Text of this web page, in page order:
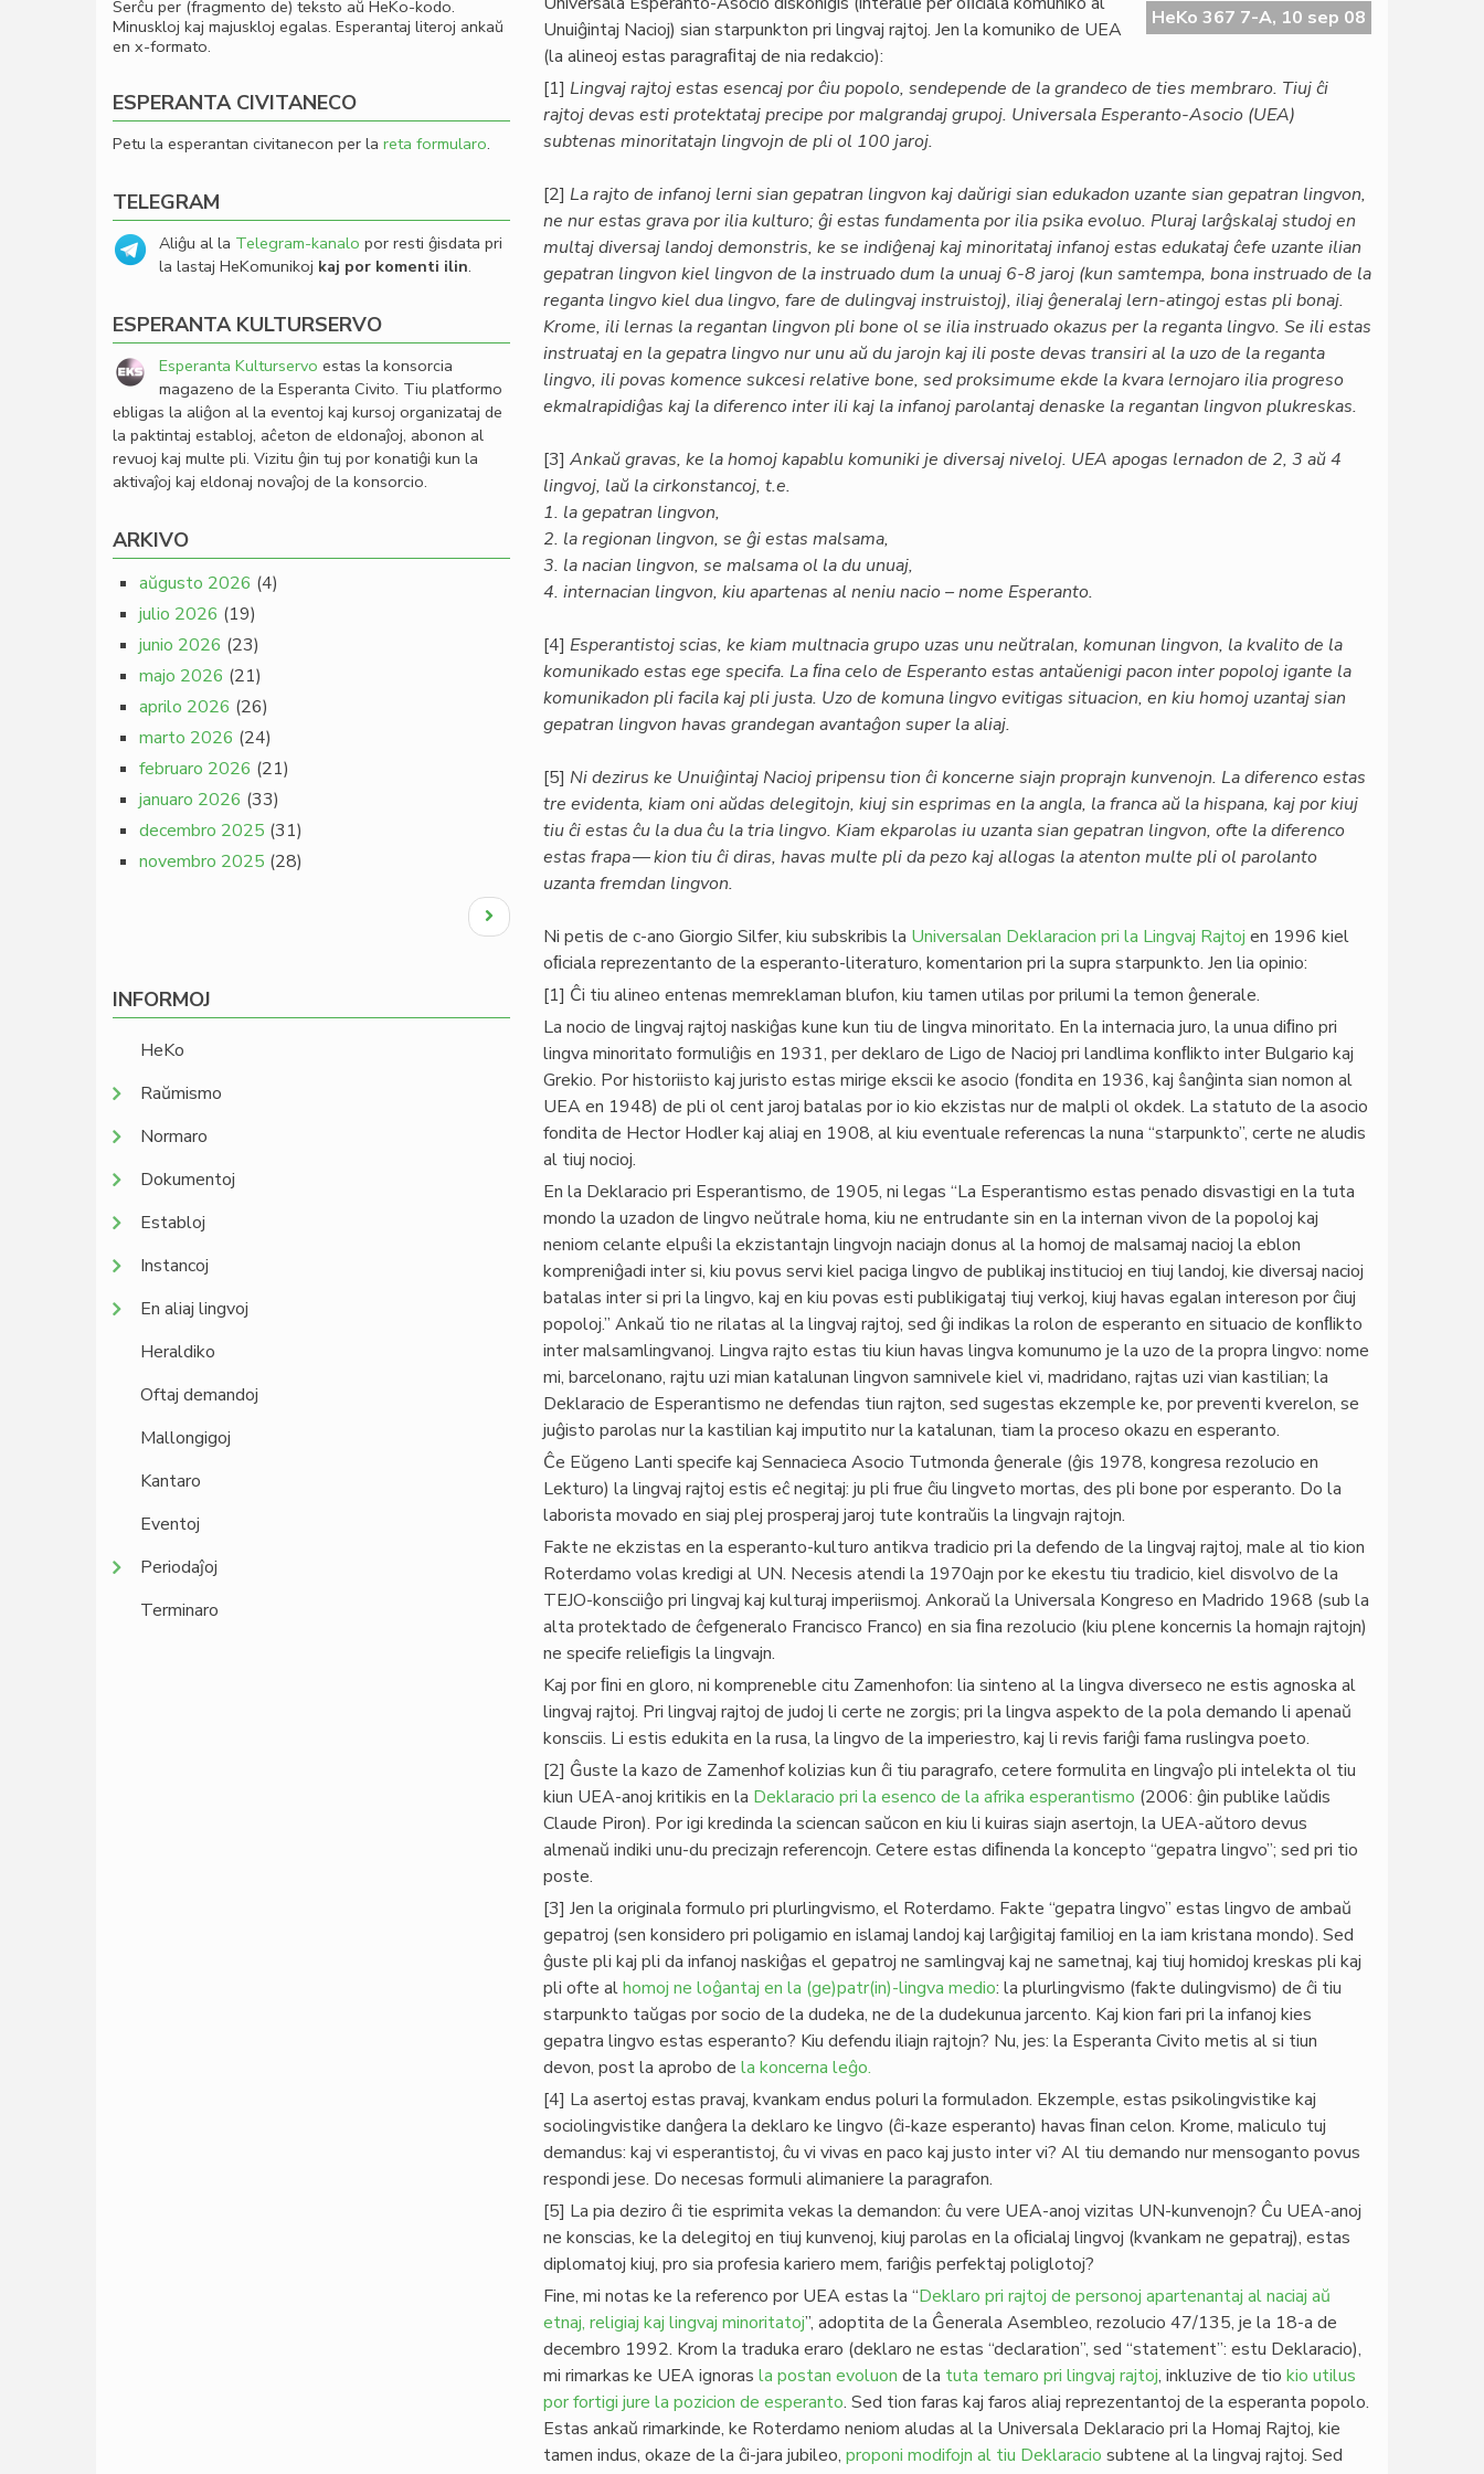
HeKo 367 7-A, 10 sep 08
Unuiĝintaj Nacioj) sian starpunkton pri lingvaj rajtoj. Jen la komuniko de UEA
(la alineoj estas paragraﬁtaj de nia redakcio):
[1] Lingvaj rajtoj estas esencaj por ĉiu popolo, sendepende de la grandeco de ties membraro. Tiuj ĉi
rajtoj devas esti protektataj precipe por malgrandaj grupoj. Universala Esperanto-Asocio (UEA)
subtenas minoritatajn lingvojn de pli ol 100 jaroj.
[2] La rajto de infanoj lerni sian gepatran lingvon kaj daŭrigi sian edukadon uzante sian gepatran lingvon,
ne nur estas grava por ilia kulturo; ĝi estas fundamenta por ilia psika evoluo. Pluraj larĝskalaj studoj en
multaj diversaj landoj demonstris, ke se indiĝenaj kaj minoritataj infanoj estas edukataj ĉefe uzante ilian
gepatran lingvon kiel lingvon de la instruado dum la unuaj 6-8 jaroj (kun samtempa, bona instruado de la
reganta lingvo kiel dua lingvo, fare de dulingvaj instruistoj), iliaj ĝeneralaj lern-atingoj estas pli bonaj.
Krome, ili lernas la regantan lingvon pli bone ol se ilia instruado okazus per la reganta lingvo. Se ili estas
instruataj en la gepatra lingvo nur unu aŭ du jarojn kaj ili poste devas transiri al la uzo de la reganta
lingvo, ili povas komence sukcesi relative bone, sed proksimume ekde la kvara lernojaro ilia progreso
ekmalrapidiĝas kaj la diferenco inter ili kaj la infanoj parolantaj denaske la regantan lingvon plukreskas.
[3] Ankaŭ gravas, ke la homoj kapablu komuniki je diversaj niveloj. UEA apogas lernadon de 2, 3 aŭ 4
lingvoj, laŭ la cirkonstancoj, t.e.
1. la gepatran lingvon,
2. la regionan lingvon, se ĝi estas malsama,
3. la nacian lingvon, se malsama ol la du unuaj,
4. internacian lingvon, kiu apartenas al neniu nacio – nome Esperanto.
[4] Esperantistoj scias, ke kiam multnacia grupo uzas unu neŭtralan, komunan lingvon, la kvalito de la
komunikado estas ege specifa. La ﬁna celo de Esperanto estas antaŭenigi pacon inter popoloj igante la
komunikadon pli facila kaj pli justa. Uzo de komuna lingvo evitigas situacion, en kiu homoj uzantaj sian
gepatran lingvon havas grandegan avantaĝon super la aliaj.
[5] Ni dezirus ke Unuiĝintaj Nacioj pripensu tion ĉi koncerne siajn proprajn kunvenojn. La diferenco estas
tre evidenta, kiam oni aŭdas delegitojn, kiuj sin esprimas en la angla, la franca aŭ la hispana, kaj por kiuj
tiu ĉi estas ĉu la dua ĉu la tria lingvo. Kiam ekparolas iu uzanta sian gepatran lingvon, ofte la diferenco
estas frapa — kion tiu ĉi diras, havas multe pli da pezo kaj allogas la atenton multe pli ol parolanto
uzanta fremdan lingvon.
Ni petis de c-ano Giorgio Silfer, kiu subskribis la Universalan Deklaracion pri la Lingvaj Rajtoj en 1996 kiel
oﬁciala reprezentanto de la esperanto-literaturo, komentarion pri la supra starpunkto. Jen lia opinio:
[1] Ĉi tiu alineo entenas memreklaman blufon, kiu tamen utilas por prilumi la temon ĝenerale.
La nocio de lingvaj rajtoj naskiĝas kune kun tiu de lingva minoritato. En la internacia juro, la unua diﬁno pri
lingva minoritato formuliĝis en 1931, per deklaro de Ligo de Nacioj pri landlima konﬂikto inter Bulgario kaj
Grekio. Por historiisto kaj juristo estas mirige ekscii ke asocio (fondita en 1936, kaj ŝanĝinta sian nomon al
UEA en 1948) de pli ol cent jaroj batalas por io kio ekzistas nur de malpli ol okdek. La statuto de la asocio
fondita de Hector Hodler kaj aliaj en 1908, al kiu eventuale referencas la nuna “starpunkto”, certe ne aludis
al tiuj nocioj.
En la Deklaracio pri Esperantismo, de 1905, ni legas “La Esperantismo estas penado disvastigi en la tuta
mondo la uzadon de lingvo neŭtrale homa, kiu ne entrudante sin en la internan vivon de la popoloj kaj
neniom celante elpuŝi la ekzistantajn lingvojn naciajn donus al la homoj de malsamaj nacioj la eblon
kompreniĝadi inter si, kiu povus servi kiel paciga lingvo de publikaj institucioj en tiuj landoj, kie diversaj nacioj
batalas inter si pri la lingvo, kaj en kiu povas esti publikigataj tiuj verkoj, kiuj havas egalan intereson por ĉiuj
popoloj.” Ankaŭ tio ne rilatas al la lingvaj rajtoj, sed ĝi indikas la rolon de esperanto en situacio de konﬂikto
inter malsamlingvanoj. Lingva rajto estas tiu kiun havas lingva komunumo je la uzo de la propra lingvo: nome
mi, barcelonano, rajtu uzi mian katalunan lingvon samnivele kiel vi, madridano, rajtas uzi vian kastilian; la
Deklaracio de Esperantismo ne defendas tiun rajton, sed sugestas ekzemple ke, por preventi kverelon, se
juĝisto parolas nur la kastilian kaj imputito nur la katalunan, tiam la proceso okazu en esperanto.
Ĉe Eŭgeno Lanti specife kaj Sennacieca Asocio Tutmonda ĝenerale (ĝis 1978, kongresa rezolucio en
Lekturo) la lingvaj rajtoj estis eĉ negitaj: ju pli frue ĉiu lingveto mortas, des pli bone por esperanto. Do la
laborista movado en siaj plej prosperaj jaroj tute kontraŭis la lingvajn rajtojn.
Fakte ne ekzistas en la esperanto-kulturo antikva tradicio pri la defendo de la lingvaj rajtoj, male al tio kion
Roterdamo volas kredigi al UN. Necesis atendi la 1970ajn por ke ekestu tiu tradicio, kiel disvolvo de la
TEJO-konsciiĝo pri lingvaj kaj kulturaj imperiismoj. Ankoraŭ la Universala Kongreso en Madrido 1968 (sub la
alta protektado de ĉefgeneralo Francisco Franco) en sia ﬁna rezolucio (kiu plene koncernis la homajn rajtojn)
ne specife relieﬁgis la lingvajn.
Kaj por ﬁni en gloro, ni kompreneble citu Zamenhofon: lia sinteno al la lingva diverseco ne estis agnoska al
lingvaj rajtoj. Pri lingvaj rajtoj de judoj li certe ne zorgis; pri la lingva aspekto de la pola demando li apenaŭ
konsciis. Li estis edukita en la rusa, la lingvo de la imperiestro, kaj li revis fariĝi fama ruslingva poeto.
[2] Ĝuste la kazo de Zamenhof kolizias kun ĉi tiu paragrafo, cetere formulita en lingvaĵo pli intelekta ol tiu
kiun UEA-anoj kritikis en la Deklaracio pri la esenco de la afrika esperantismo (2006: ĝin publike laŭdis
Claude Piron). Por igi kredinda la sciencan saŭcon en kiu li kuiras siajn asertojn, la UEA-aŭtoro devus
almenaŭ indiki unu-du precizajn referencojn. Cetere estas diﬁnenda la koncepto “gepatra lingvo”; sed pri tio
poste.
[3] Jen la originala formulo pri plurlingvismo, el Roterdamo. Fakte “gepatra lingvo” estas lingvo de ambaŭ
gepatroj (sen konsidero pri poligamio en islamaj landoj kaj larĝigitaj familioj en la iam kristana mondo). Sed
ĝuste pli kaj pli da infanoj naskiĝas el gepatroj ne samlingvaj kaj ne sametnaj, kaj tiuj homidoj kreskas pli kaj
pli ofte alhomoj ne loĝantaj en la (ge)patr(in)-lingva medio: la plurlingvismo (fakte dulingvismo) de ĉi tiu
starpunkto taŭgas por socio de la dudeka, ne de la dudekunua jarcento. Kaj kion fari pri la infanoj kies
gepatra lingvo estas esperanto? Kiu defendu iliajn rajtojn? Nu, jes: la Esperanta Civito metis al si tiun
devon, post la aprobo de la koncerna leĝo.
[4] La asertoj estas pravaj, kvankam endus poluri la formuladon. Ekzemple, estas psikolingvistike kaj
sociolingvistike danĝera la deklaro ke lingvo (ĉi-kaze esperanto) havas ﬁnan celon. Krome, maliculo tuj
demandus: kaj vi esperantistoj, ĉu vi vivas en paco kaj justo inter vi? Al tiu demando nur mensoganto povus
respondi jese. Do necesas formuli alimaniere la paragrafon.
[5] La pia deziro ĉi tie esprimita vekas la demandon: ĉu vere UEA-anoj vizitas UN-kunvenojn? Ĉu UEA-anoj
ne konscias, ke la delegitoj en tiuj kunvenoj, kiuj parolas en la oﬁcialaj lingvoj (kvankam ne gepatraj), estas
diplomatoj kiuj, pro sia profesia kariero mem, fariĝis perfektaj poliglotoj?
Fine, mi notas ke la referenco por UEA estas la “Deklaro pri rajtoj de personoj apartenantaj al naciaj aŭ
etnaj, religiaj kaj lingvaj minoritatoj”, adoptita de la Ĝenerala Asembleo, rezolucio 47/135, je la 18-a de
decembro 1992. Krom la traduka eraro (deklaro ne estas “declaration”, sed “statement”: estu Deklaracio),
mi rimarkas ke UEA ignoras la postan evoluon de la tuta temaro pri lingvaj rajtoj, inkluzive de tio kio utilus
por fortigi jure la pozicion de esperanto. Sed tion faras kaj faros aliaj reprezentantoj de la esperanta popolo.
Estas ankaŭ rimarkinde, ke Roterdamo neniom aludas al la Universala Deklaracio pri la Homaj Rajtoj, kie
tamen indus, okaze de la ĉi-jara jubileo, proponi modifojn al tiu Deklaracio subtene al la lingvaj rajtoj. Sed
Serĉu per (fragmento de) teksto aŭ HeKo-kodo.
Minuskloj kaj majuskloj egalas. Esperantaj literoj ankaŭ
en x-formato.
ESPERANTA CIVITANECO
Petu la esperantan civitanecon per la reta formularo.
TELEGRAM
Aliĝu al la Telegram-kanalo por resti ĝisdata pri
la lastaj HeKomunikoj kaj por komenti ilin.
ESPERANTA KULTURSERVO
Esperanta Kulturservo estas la konsorcia
magazeno de la Esperanta Civito. Tiu platformo
ebligas la aliĝon al la eventoj kaj kursoj organizataj de
la paktintaj establoj, aĉeton de eldonaĵoj, abonon al
revuoj kaj multe pli. Vizitu ĝin tuj por konatiĝi kun la
aktivaĵoj kaj eldonaj novaĵoj de la konsorcio.
ARKIVO
aŭgusto 2026 (4)
julio 2026 (19)
junio 2026 (23)
majo 2026 (21)
aprilo 2026 (26)
marto 2026 (24)
februaro 2026 (21)
januaro 2026 (33)
decembro 2025 (31)
novembro 2025 (28)
Next
page
INFORMOJ
HeKo
Raŭmismo
Normaro
Dokumentoj
Establoj
Instancoj
En aliaj lingvoj
Heraldiko
Oftaj demandoj
Mallongigoj
Kantaro
Eventoj
Periodaĵoj
Terminaro